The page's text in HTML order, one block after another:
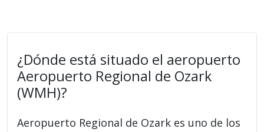
¿Dónde está situado el aeropuerto
Aeropuerto Regional de Ozark
(WMH)?
Aeropuerto Regional de Ozark es uno de los